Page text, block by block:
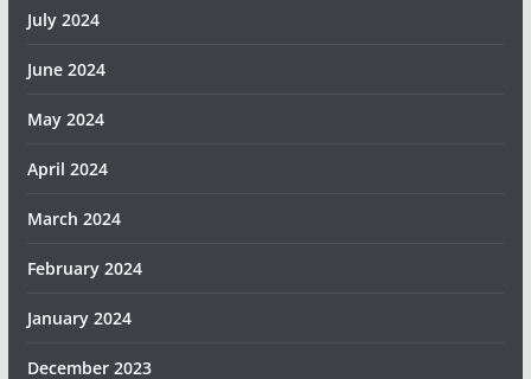
July 2024
June 2024
May 2024
April 2024
March 2024
February 2024
January 2024
December 2023